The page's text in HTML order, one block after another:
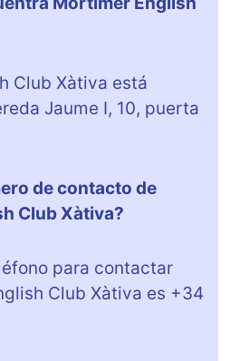
Club Xàtiva está
Jaume I, 10, puerta
de contacto de
Club Xàtiva?
para contactar
Club Xàtiva es +34